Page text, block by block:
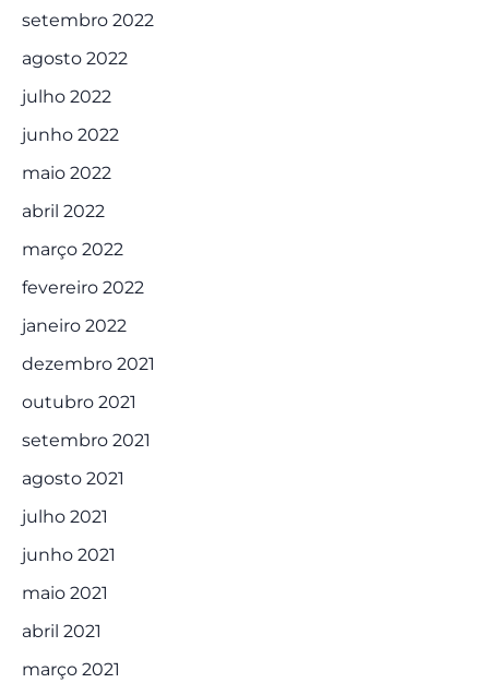
setembro 2022
agosto 2022
julho 2022
junho 2022
maio 2022
abril 2022
março 2022
fevereiro 2022
janeiro 2022
dezembro 2021
outubro 2021
setembro 2021
agosto 2021
julho 2021
junho 2021
maio 2021
abril 2021
março 2021